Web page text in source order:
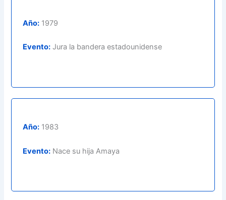
Año: 1979
Evento: Jura la bandera estadounidense
Año: 1983
Evento: Nace su hija Amaya